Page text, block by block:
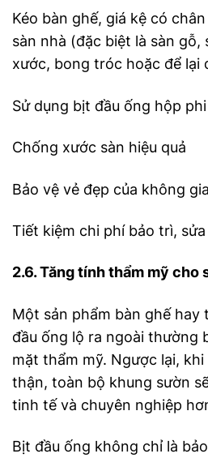
Kéo bàn ghế, giá kệ có
sàn nhà (đặc biệt là sàn
xước, bong tróc hoặc để lại
Sử dụng bịt đầu ống hộp
Chống xước sàn hiệu quả
Bảo vệ vẻ đẹp của không
Tiết kiệm chi phí bảo trì,
2.6. Tăng tính thẩm mỹ cho
Một sản phẩm bàn ghế hay
đầu ống lộ ra ngoài thường
mặt thẩm mỹ. Ngược lại,
thận, toàn bộ khung sườn
tinh tế và chuyên nghiệp
Bịt đầu ống không chỉ là